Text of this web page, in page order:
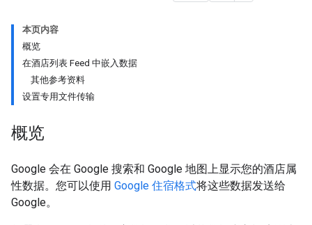
本页内容
概览
在酒店列表 Feed 中嵌入数据
其他参考资料
设置专用文件传输
概览
Google 会在 Google 搜索和 Google 地图上显示您的酒店属
性数据。您可以使用 Google 住宿格式将这些数据发送给
Google。